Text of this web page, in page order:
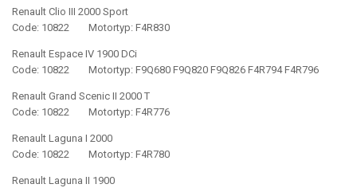
Renault Clio III 2000 Sport
Code: 10822 Motortyp: F4R830
Renault Espace IV 1900 DCi
Code: 10822 Motortyp: F9Q680 F9Q820 F9Q826 F4R794 F4R796
Renault Grand Scenic II 2000 T
Code: 10822 Motortyp: F4R776
Renault Laguna I 2000
Code: 10822 Motortyp: F4R780
Renault Laguna II 1900